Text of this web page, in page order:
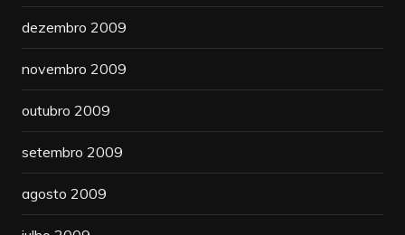
dezembro 2009
novembro 2009
outubro 2009
setembro 2009
agosto 2009